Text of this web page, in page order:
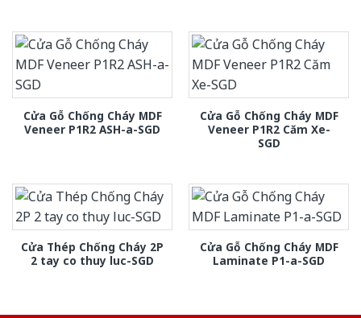
Cửa Gỗ Chống Cháy MDF
Veneer P1R2 ASH-a-SGD
Cửa Gỗ Chống Cháy MDF
Veneer P1R2 Căm Xe-
SGD
Cửa Thép Chống Cháy 2P
2 tay co thuy luc-SGD
Cửa Gỗ Chống Cháy MDF
Laminate P1-a-SGD